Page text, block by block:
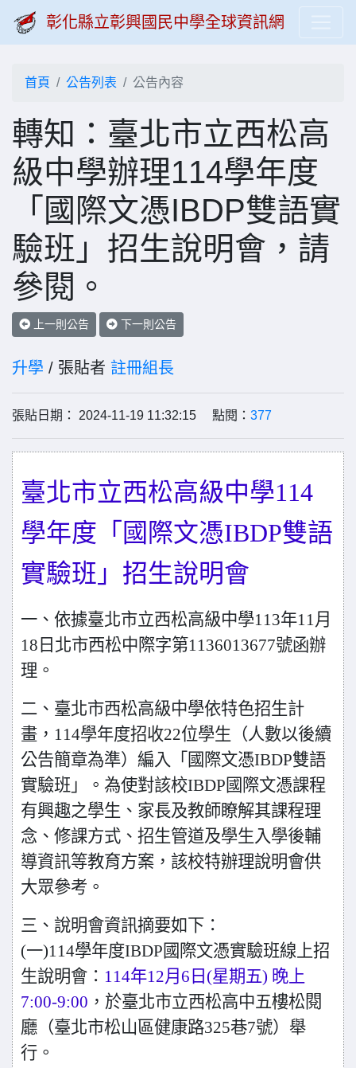
彰化縣立彰興國民中學全球資訊網
首頁 公告列表 公告內容
轉知：臺北市立西松高
級中學辦理114學年度
「國際文憑IBDP雙語實
驗班」招生說明會，請
參閱。
上一則公告 下一則公告
升學 / 張貼者 註冊組長
張貼日期： 2024-11-19 11:32:15 點閱： 377
臺北市立西松高級中學114
學年度「國際文憑IBDP雙語
實驗班」招生說明會
一、依據臺北市立西松高級中學113年11月
18日北市西松中際字第1136013677號函辦
理。
二、臺北市西松高級中學依特色招生計
畫，114學年度招收22位學生（人數以後續
公告簡章為準）編入「國際文憑IBDP雙語
實驗班」。為使對該校IBDP國際文憑課程
有興趣之學生、家長及教師瞭解其課程理
念、修課方式、招生管道及學生入學後輔
導資訊等教育方案，該校特辦理說明會供
大眾參考。
三、說明會資訊摘要如下：
(一)114學年度IBDP國際文憑實驗班線上招
生說明會： 114年12月6日(星期五) 晚上
7:00-9:00 ，於臺北市立西松高中五樓松閱
廳（臺北市松山區健康路325巷7號）舉
行。